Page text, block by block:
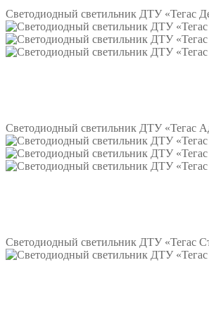
Светодиодный светильник ДТУ «Тегас
Светодиодный светильник ДТУ «Тегас
Светодиодный светильник ДТУ «Тегас